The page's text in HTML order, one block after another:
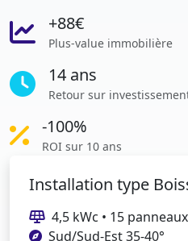
+88€
Plus-value immobilière
14 ans
Retour sur
-100%
ROI sur 10 ans
Installation type
4,5 kWc • 15 panneaux
Sud/Sud-Est 35-40°